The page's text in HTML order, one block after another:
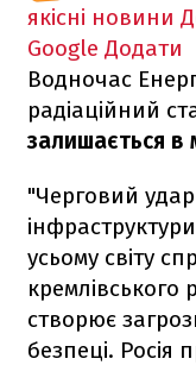
якісні новини
Google Додати
Водночас
радіаційний
залишається
"Черговий
усьому світу
кремлівського
створює
безпеці. Росія